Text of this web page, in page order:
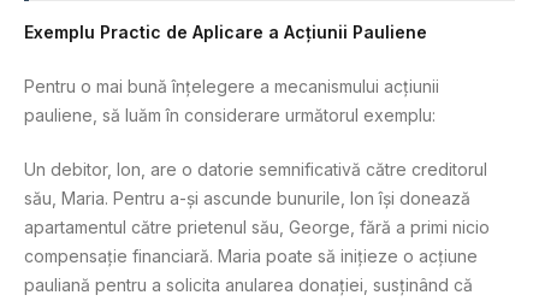
Exemplu Practic de Aplicare a Acțiunii Pauliene
Pentru o mai bună înțelegere a mecanismului acțiunii
pauliene, să luăm în considerare următorul exemplu:
Un debitor, Ion, are o datorie semnificativă către creditorul
său, Maria. Pentru a-și ascunde bunurile, Ion își donează
apartamentul către prietenul său, George, fără a primi nicio
compensație financiară. Maria poate să inițieze o acțiune
pauliană pentru a solicita anularea donației, susținând că